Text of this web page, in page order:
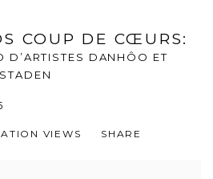
COUP DE CŒURS:
D’ARTISTES DANHÔO ET
VIEWS SHARE